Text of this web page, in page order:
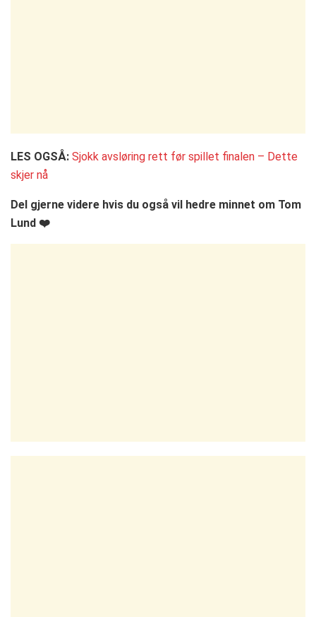
LES OGSÅ: Sjokk avsløring rett før spillet finalen – Dette
skjer nå
Del gjerne videre hvis du også vil hedre minnet om Tom
Lund ❤️